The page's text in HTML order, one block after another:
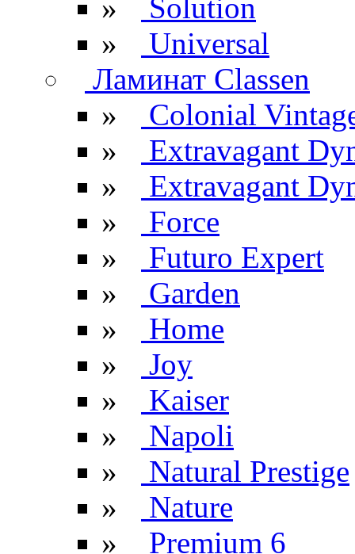
»
Solution
»
Universal
Ламинат Classen
»
Colonial
»
Extravagant
»
Extravagant
»
Force
»
Futuro Expert
»
Garden
»
Home
»
Joy
»
Kaiser
»
Napoli
»
Natural Prestige
»
Nature
»
Premium 6